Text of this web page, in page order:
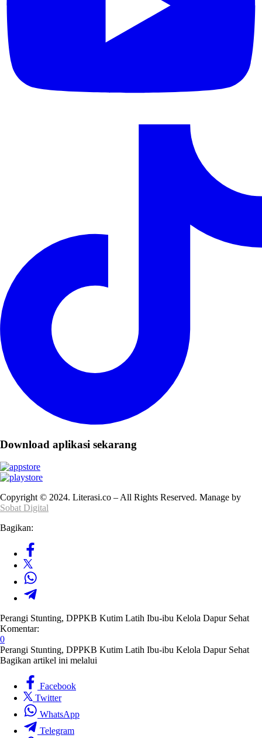
Download aplikasi sekarang
Copyright © 2024. Literasi.co – All Rights Reserved. Manage by
Sobat Digital
Bagikan:
Perangi Stunting, DPPKB Kutim Latih Ibu-ibu Kelola Dapur Sehat
Komentar:
0
Perangi Stunting, DPPKB Kutim Latih Ibu-ibu Kelola Dapur Sehat
Bagikan artikel ini melalui
Facebook
Twitter
WhatsApp
Telegram